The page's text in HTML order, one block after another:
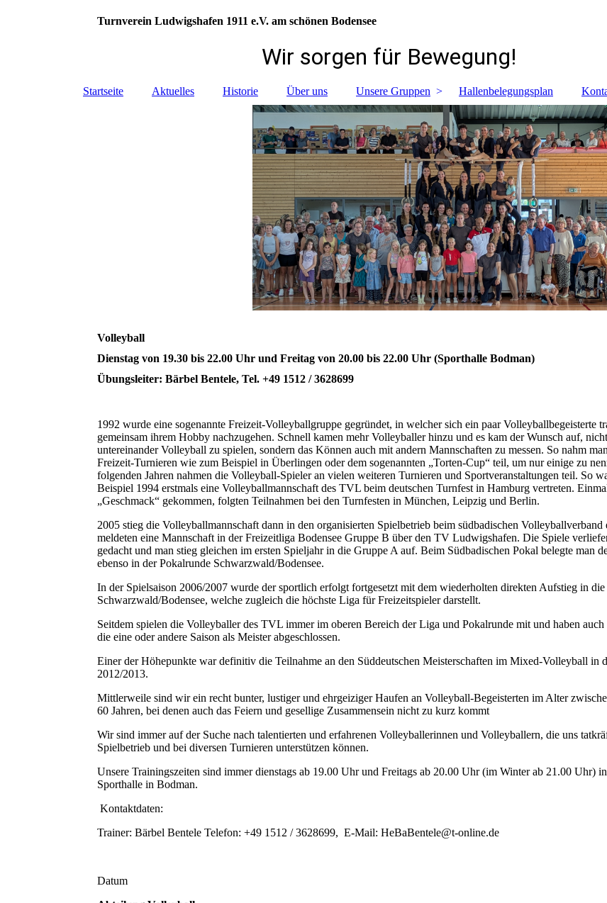
Turnverein Ludwigshafen 1911 e.V. am schönen Bodensee
Wir sorgen für Bewegung!
Startseite Aktuelles Historie Über uns Unsere Gruppen Hallenbelegungsplan
Volleyball
Dienstag von 19.30 bis 22.00 Uhr und Freitag von 20.00 bis 22.00 Uhr (Sporthalle Bodman)
Übungsleiter: Bärbel Bentele, Tel. +49 1512 / 3628699
1992 wurde eine sogenannte Freizeit-Volleyballgruppe gegründet, in welcher sich ein paar Volleyballbegeisterte
gemeinsam ihrem Hobby nachzugehen. Schnell kamen mehr Volleyballer hinzu und es kam der Wunsch auf,
untereinander Volleyball zu spielen, sondern das Können auch mit andern Mannschaften zu messen. So nahm
Freizeit-Turnieren wie zum Beispiel in Überlingen oder dem sogenannten „Torten-Cup“ teil, um nur einige zu
folgenden Jahren nahmen die Volleyball-Spieler an vielen weiteren Turnieren und Sportveranstaltungen teil. So
Beispiel 1994 erstmals eine Volleyballmannschaft des TVL beim deutschen Turnfest in Hamburg vertreten.
„Geschmack“ gekommen, folgten Teilnahmen bei den Turnfesten in München, Leipzig und Berlin.
2005 stieg die Volleyballmannschaft dann in den organisierten Spielbetrieb beim südbadischen Volleyballverband
meldeten eine Mannschaft in der Freizeitliga Bodensee Gruppe B über den TV Ludwigshafen. Die Spiele
gedacht und man stieg gleichen im ersten Spieljahr in die Gruppe A auf. Beim Südbadischen Pokal belegte man
ebenso in der Pokalrunde Schwarzwald/Bodensee.
In der Spielsaison 2006/2007 wurde der sportlich erfolgt fortgesetzt mit dem wiederholten direkten Aufstieg in die
Schwarzwald/Bodensee, welche zugleich die höchste Liga für Freizeitspieler darstellt.
Seitdem spielen die Volleyballer des TVL immer im oberen Bereich der Liga und Pokalrunde mit und haben auch
die eine oder andere Saison als Meister abgeschlossen.
Einer der Höhepunkte war definitiv die Teilnahme an den Süddeutschen Meisterschaften im Mixed-Volleyball in
2012/2013.
Mittlerweile sind wir ein recht bunter, lustiger und ehrgeiziger Haufen an Volleyball-Begeisterten im Alter
60 Jahren, bei denen auch das Feiern und gesellige Zusammensein nicht zu kurz kommt
Wir sind immer auf der Suche nach talentierten und erfahrenen Volleyballerinnen und Volleyballern, die uns
Spielbetrieb und bei diversen Turnieren unterstützen können.
Unsere Trainingszeiten sind immer dienstags ab 19.00 Uhr und Freitags ab 20.00 Uhr (im Winter ab 21.00 Uhr)
Sporthalle in Bodman.
Kontaktdaten:
Trainer: Bärbel Bentele Telefon: +49 1512 / 3628699, E-Mail: HeBaBentele@t-online.de
Datum